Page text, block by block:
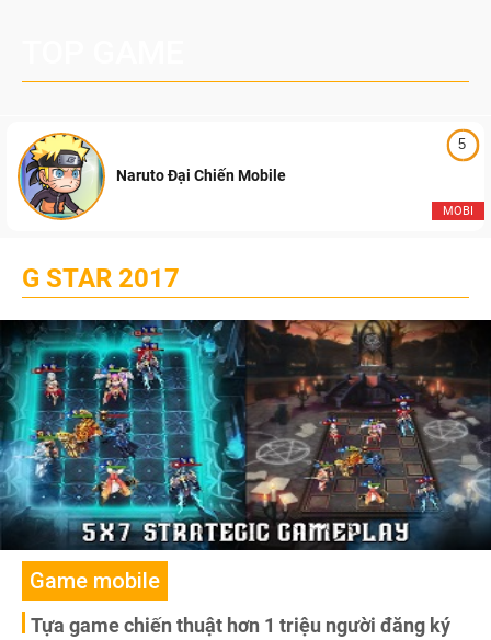
5
MOBI
Naruto Đại Chiến Mobile
G STAR 2017
Game mobile
Tựa game chiến thuật hơn 1 triệu người đăng ký